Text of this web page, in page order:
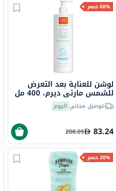
60% خصم
لوشن للعناية بعد التعرض
للشمس مارتي ديرم، 400 مل
توصيل مجاني اليوم
83.24
208.09
20% خصم